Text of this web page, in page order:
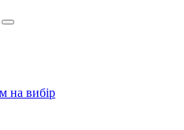
на вибір